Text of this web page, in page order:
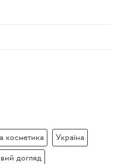
косметика Україна
догляд